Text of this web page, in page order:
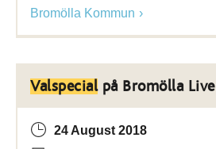
Bromölla Kommun
Valspecialpå Bromölla Live
24 August 2018